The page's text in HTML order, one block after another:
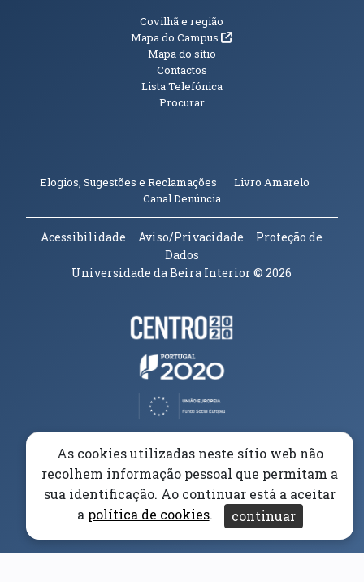
Informações Adicionais
Covilhã e região
Mapa do Campus(abre em nova janela)
Mapa do sítio
Contactos
Lista Telefónica
Procurar
Elogios, Sugestões e Reclamações Livro Amarelo
Canal Denúncia(abre em nova janela)
Acessibilidade Aviso/Privacidade
Proteção de
Dados
Universidade da Beira Interior© 2026
Parceiros e Financiadores
(abre em nova janela)
(abre em nova janela)
As cookies utilizadas neste sítio web não
recolhem informação pessoal que permitam a
sua identificação. Ao continuar está a aceitar
a política de cookies. continuar